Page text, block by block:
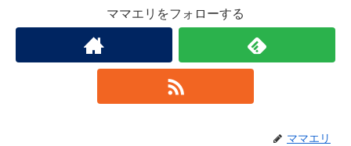
ママエリをフォローする
ママエリ